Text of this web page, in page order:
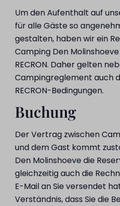
Um den Aufenthalt auf
für alle Gäste so
gestalten, haben wir ein
Camping Den
RECRON. Daher gelten
Campingreglement auch
RECRON-Bedingungen.
Buchung
Der Vertrag zwischen
und dem Gast kommt
Den Molinshoeve die
gleichzeitig auch die
E-Mail an Sie versendet
Verständnis, dass Sie die